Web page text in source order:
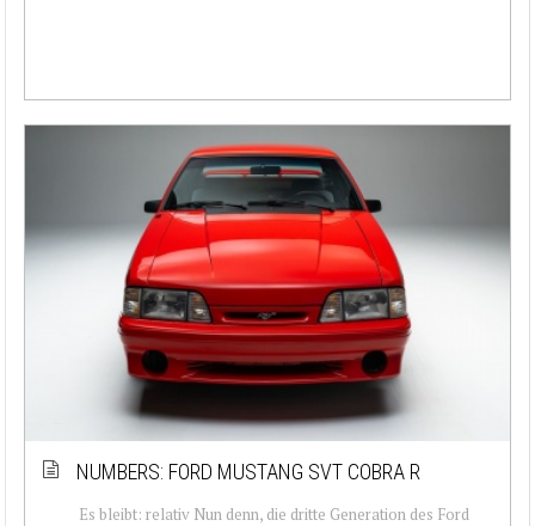
NUMBERS: FORD MUSTANG SVT COBRA R
Es bleibt: relativ Nun denn, die dritte Generation des Ford